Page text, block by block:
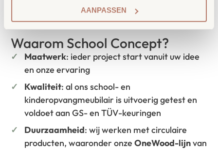
AANPASSEN
Waarom School Concept?
Maatwerk: ieder project start vanuit uw idee
en onze ervaring
Kwaliteit: al ons school- en
kinderopvangmeubilair is uitvoerig getest en
voldoet aan GS- en TÜV-keuringen
Duurzaamheid: wij werken met circulaire
producten, waaronder onzeOneWood-lijnvan